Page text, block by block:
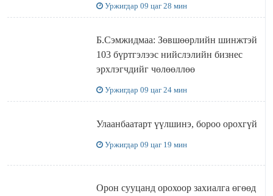
Уржигдар 09 цаг 28 мин
Б.Сэмжидмаа: Зөвшөөрлийн шинжтэй
103 бүртгэлээс нийслэлийн бизнес
эрхлэгчдийг чөлөөллөө
Уржигдар 09 цаг 24 мин
Улаанбаатарт үүлшинэ, бороо орохгүй
Уржигдар 09 цаг 19 мин
Орон сууцанд орохоор захиалга өгөөд